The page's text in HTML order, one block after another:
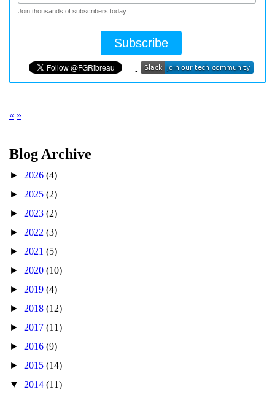
Join thousands of subscribers today.
-
« »
Blog Archive
► 2026 (4)
► 2025 (2)
► 2023 (2)
► 2022 (3)
► 2021 (5)
► 2020 (10)
► 2019 (4)
► 2018 (12)
► 2017 (11)
► 2016 (9)
► 2015 (14)
▼
2014 (11)